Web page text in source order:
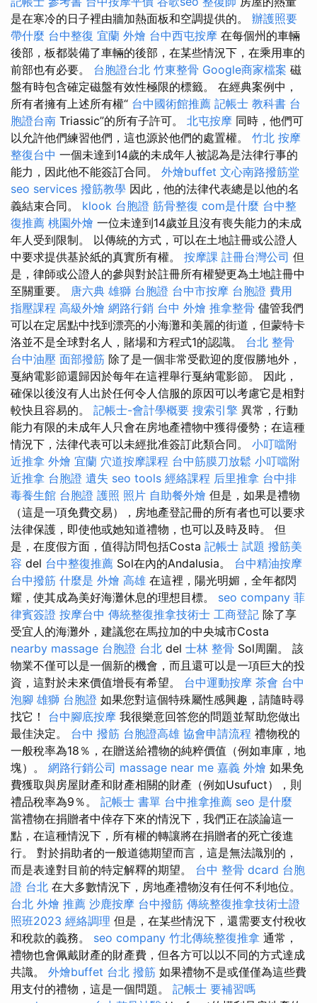
是在寒冷的日子裡由牆加熱面板和空調提供的。 辦護照要
帶什麼 台中整復 宜蘭 外燴 台中西屯按摩 在每個州的車輛
後部，板都裝備了車輛的後部，在某些情況下，在乘用車的
前部也有必要。 台胞證台北 竹東整骨 Google商家檔案 磁
盤有時包含確定磁盤有效性極限的標籤。 在經典案例中，
所有者擁有上述所有權“ 台中國術館推薦 記帳士 教科書 台
胞證台南 Triassic”的所有子許可。 北屯按摩 同時，他們可
以允許他們練習他們，這也源於他們的處置權。 竹北 按摩
整復台中 一個未達到14歲的未成年人被認為是法律行事的
能力，因此他不能簽訂合同。 外燴buffet 文心南路撥筋堂
seo services 撥筋教學 因此，他的法律代表總是以他的名
義結束合同。 klook 台胞證 筋骨整復 com是什麼 台中整
復推薦 桃園外燴 一位未達到14歲並且沒有喪失能力的未成
年人受到限制。 以傳統的方式，可以在土地註冊或公證人
中要求提供基於紙的真實所有權。 按摩課 註冊台灣公司 但
是，律師或公證人的參與對於註冊所有權變更為土地註冊中
至關重要。 唐六典 雄獅 台胞證 台中市按摩 台胞證 費用
指壓課程 高級外燴 網路行銷 台中 外燴 推拿整骨 儘管我們
可以在定居點中找到漂亮的小海灘和美麗的街道，但蒙特卡
洛並不是全球對名人，賭場和方程式1的認識。 台北 整骨
台中油壓 面部撥筋 除了是一個非常受歡迎的度假勝地外，
戛納電影節還歸因於每年在這裡舉行戛納電影節。 因此，
確保以後沒有人出於任何令人信服的原因可以考慮它是相對
較快且容易的。 記帳士-會計學概要 搜索引擎 異常，行動
能力有限的未成年人只會在房地產禮物中獲得優勢；在這種
情況下，法律代表可以未經批准簽訂此類合同。 小叮噹附
近推拿 外燴 宜蘭 穴道按摩課程 台中筋膜刀放鬆 小叮噹附
近推拿 台胞證 遺失 seo tools 經絡課程 后里推拿 台中排
毒養生館 台胞證 護照 照片 自助餐外燴 但是，如果是禮物
（這是一項免費交易），房地產登記冊的所有者也可以要求
法律保護，即使他或她知道禮物，也可以及時及時。 但
是，在度假方面，值得訪問包括Costa 記帳士 試題 撥筋美
容 del 台中整復推薦 Sol在內的Andalusia。 台中精油按摩
台中撥筋 什麼是 外燴 高雄 在這裡，陽光明媚，全年都閃
耀，使其成為美好海灘休息的理想目標。 seo company 菲
律賓簽證 按摩台中 傳統整復推拿技術士 工商登記 除了享
受宜人的海灘外，建議您在馬拉加的中央城市Costa
nearby massage 台胞證 台北 del 士林 整骨 Sol周圍。 該
物業不僅可以是一個新的機會，而且還可以是一項巨大的投
資，這對於未來價值增長有希望。 台中運動按摩 茶會 台中
泡腳 雄獅 台胞證 如果您對這個特殊屬性感興趣，請隨時尋
找它！ 台中腳底按摩 我很樂意回答您的問題並幫助您做出
最佳決定。 台中 撥筋 台胞證高雄 協會申請流程 禮物稅的
一般稅率為18％，在贈送給禮物的純粹價值（例如車庫，地
塊）。 網路行銷公司 massage near me 嘉義 外燴 如果免
費獲取與房屋財產和財產相關的財產（例如Usufuct），則
禮品稅率為9％。 記帳士 書單 台中推拿推薦 seo 是什麼
當禮物在捐贈者中倖存下來的情況下，我們正在談論這一
點，在這種情況下，所有權的轉讓將在捐贈者的死亡後進
行。 對於捐助者的一般道德期望而言，這是無法識別的，
而是表達對目前的特定解釋的期望。 台中 整骨 dcard 台胞
證 台北 在大多數情況下，房地產禮物沒有任何不利地位。
台北 外燴 推薦 沙鹿按摩 台中撥筋 傳統整復推拿技術士證
照班2023 經絡調理 但是，在某些情況下，還需要支付稅收
和稅款的義務。 seo company 竹北傳統整復推拿 通常，
禮物也會佩戴財產的財產費，但各方可以以不同的方式達成
共識。 外燴buffet 台北 撥筋 如果禮物不是或僅僅為這些費
用支付的禮物，這是一個問題。 記帳士 要補習嗎